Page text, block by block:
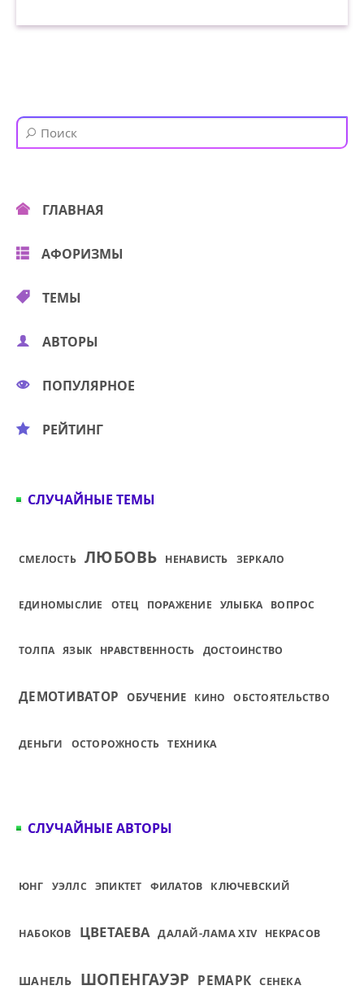
ГЛАВНАЯ
АФОРИЗМЫ
ТЕМЫ
АВТОРЫ
ПОПУЛЯРНОЕ
РЕЙТИНГ
СЛУЧАЙНЫЕ ТЕМЫ
СМЕЛОСТЬ ЛЮБОВЬ НЕНАВИСТЬ ЗЕРКАЛО
ЕДИНОМЫСЛИЕ ОТЕЦ ПОРАЖЕНИЕ УЛЫБКА ВОПРОС
ТОЛПА ЯЗЫК НРАВСТВЕННОСТЬ ДОСТОИНСТВО
ДЕМОТИВАТОР ОБУЧЕНИЕ КИНО ОБСТОЯТЕЛЬСТВО
ДЕНЬГИ ОСТОРОЖНОСТЬ ТЕХНИКА
СЛУЧАЙНЫЕ АВТОРЫ
ЮНГ УЭЛЛС ЭПИКТЕТ ФИЛАТОВ КЛЮЧЕВСКИЙ
НАБОКОВ ЦВЕТАЕВА ДАЛАЙ-ЛАМА XIV НЕКРАСОВ
ШАНЕЛЬ ШОПЕНГАУЭР РЕМАРК СЕНЕКА